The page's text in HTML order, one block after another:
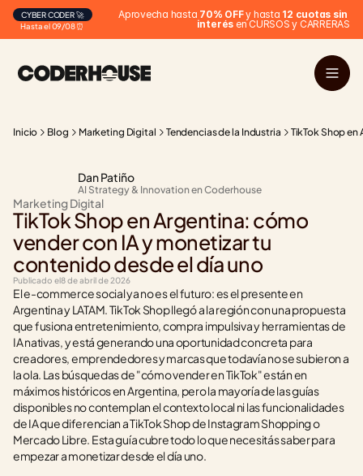
Hasta el 09/08 ⏰
CYBER CODER 🚀 Aprovecha hasta 70% OFF y hasta 12 cuotas sin
interés en CURSOS y CARRERAS
Inicio Blog Marketing Digital Tendencias de la Industria TikTok Shop
Dan Patiño
AI Strategy & Innovation en Coderhouse
Marketing Digital
TikTok Shop en Argentina: cómo
vender con IA y monetizar tu
contenido desde el día uno
Publicado el8 de abril de 2026
El e-commerce social ya no es el futuro: es el presente en
Argentina y LATAM. TikTok Shop llegó a la región con una propuesta
que fusiona entretenimiento, compra impulsiva y herramientas de
IA nativas, y está generando una oportunidad concreta para
creadores, emprendedores y marcas que todavía no se subieron a
la ola. Las búsquedas de "cómo vender en TikTok" están en
máximos históricos en Argentina, pero la mayoría de las guías
disponibles no contemplan el contexto local ni las funcionalidades
de IA que diferencian a TikTok Shop de Instagram Shopping o
Mercado Libre. Esta guía cubre todo lo que necesitás saber para
empezar a monetizar desde el día uno.